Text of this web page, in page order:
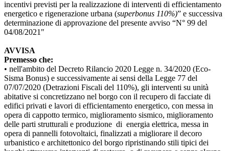
incentivi previsti per la realizzazione di interventi di efficientamento
energetico e rigenerazione urbana (superbonus 110%)” e successiva
determinazione di approvazione del presente avviso “N° 99 del
04/08/2021"
AVVISA
Premesso che:
• nell'ambito del Decreto Rilancio 2020 Legge n. 34/2020 (Eco-
Sisma Bonus) e successivamente ai sensi della Legge 77 del
07/07/2020 (Detrazioni Fiscali del 110%), gli interventi su unità
abitative si concretizzano nel borgo con il recupero di facciate di
edifici privati e lavori di efficientamento energetico, con messa in
opera di cappotto termico, miglioramento sismico, miglioramento
delle parti strutturali e produzione di energia elettrica, messa in
opera di pannelli fotovoltaici, finalizzati a migliorare il decoro
urbanistico e architettonico del borgo ripristinando stili tipici dei